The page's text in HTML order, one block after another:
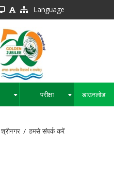
Language
परीक्षा डाउनलोड
श्रीनगर हमसे संपर्क करें